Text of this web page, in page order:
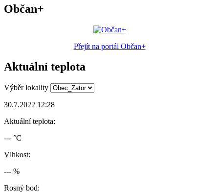
Občan+
Přejít na portál Občan+
Aktuální teplota
Výběr lokality
30.7.2022 12:28
Aktuální teplota:
--- °C
Vlhkost:
--- %
Rosný bod: